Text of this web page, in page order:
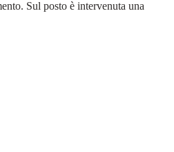
Sul posto è intervenuta una